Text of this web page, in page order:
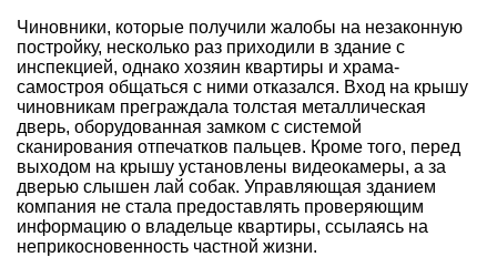
Чиновники, которые получили жалобы на незаконную
постройку, несколько раз приходили в здание с
инспекцией, однако хозяин квартиры и храма-
самостроя общаться с ними отказался. Вход на крышу
чиновникам преграждала толстая металлическая
дверь, оборудованная замком с системой
сканирования отпечатков пальцев. Кроме того, перед
выходом на крышу установлены видеокамеры, а за
дверью слышен лай собак. Управляющая зданием
компания не стала предоставлять проверяющим
информацию о владельце квартиры, ссылаясь на
неприкосновенность частной жизни.